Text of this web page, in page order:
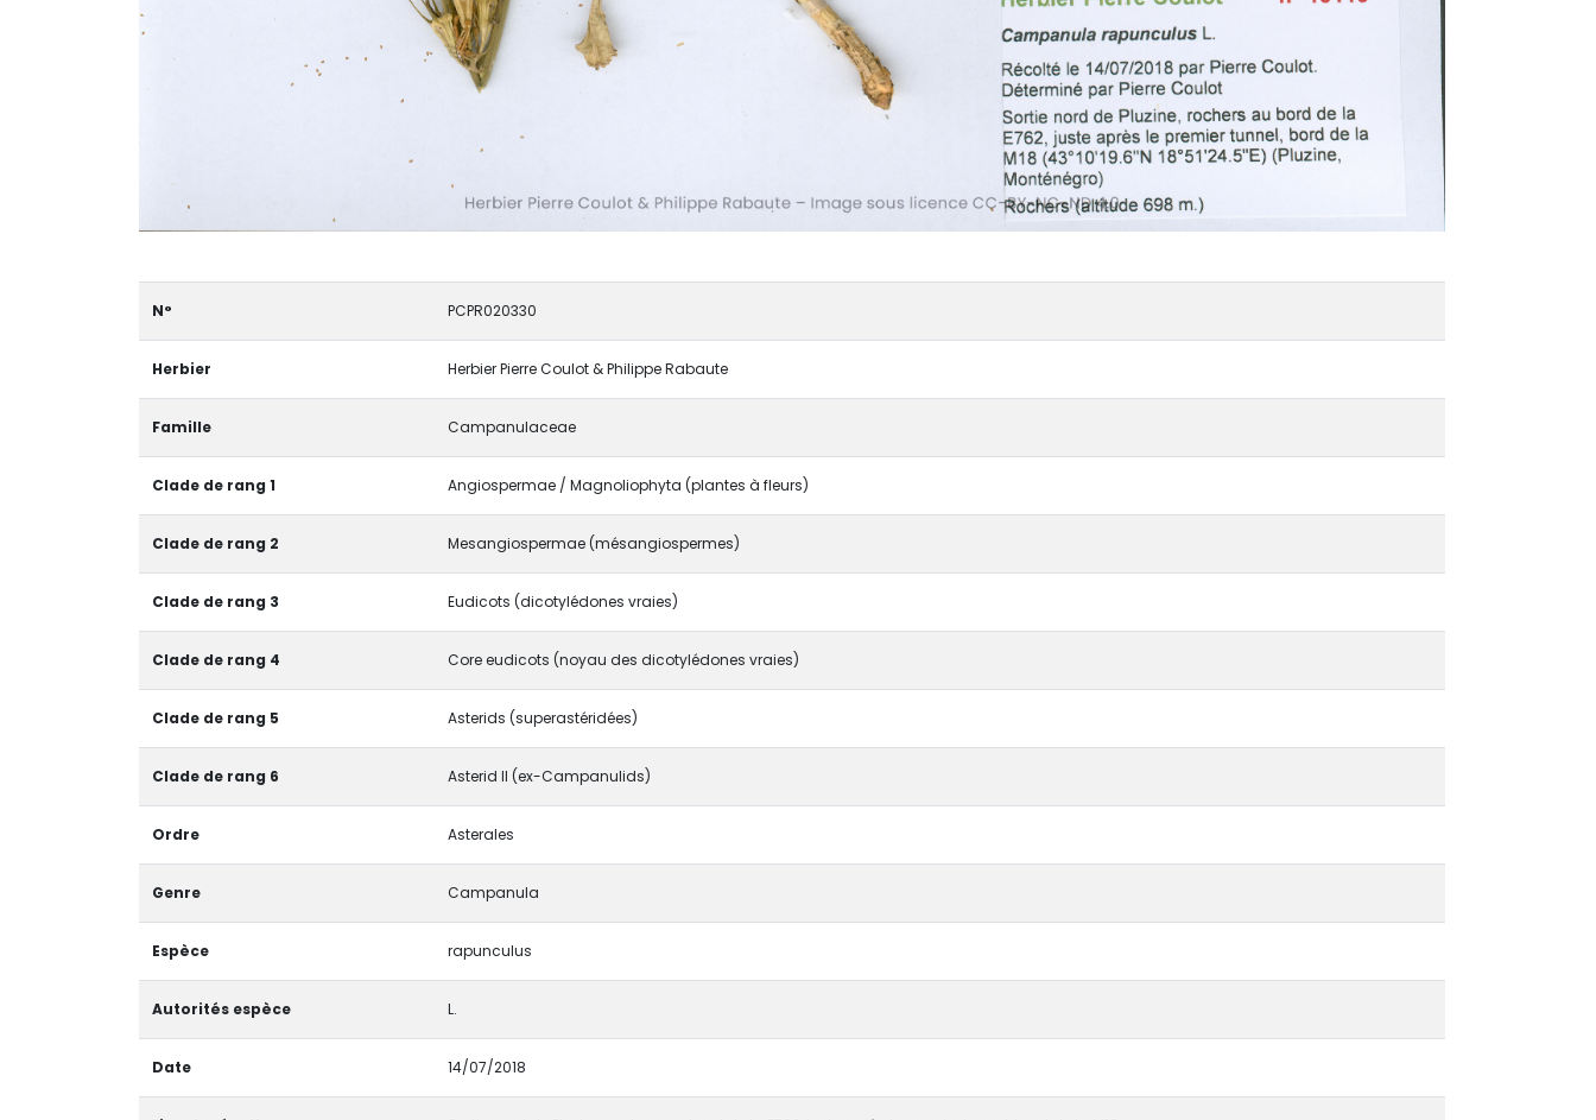
N° PCPR020330
Herbier Herbier Pierre Coulot & Philippe Rabaute
Famille Campanulaceae
Clade de rang 1 Angiospermae / Magnoliophyta (plantes à fleurs)
Clade de rang 2 Mesangiospermae (mésangiospermes)
Clade de rang 3 Eudicots (dicotylédones vraies)
Clade de rang 4 Core eudicots (noyau des dicotylédones vraies)
Clade de rang 5 Asterids (superastéridées)
Clade de rang 6 Asterid II (ex-Campanulids)
Ordre Asterales
Genre Campanula
Espèce rapunculus
Autorités espèce L.
Date 14/07/2018